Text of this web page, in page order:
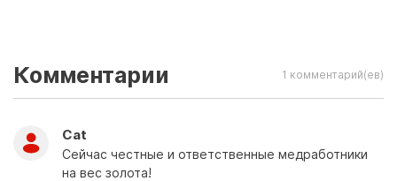
Комментарии 1 комментарий(ев)
Саt
Сейчас честные и ответственные медработники
на вес золота!